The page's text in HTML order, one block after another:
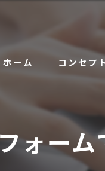
ホーム コンセプ
代表あいさ
ォー